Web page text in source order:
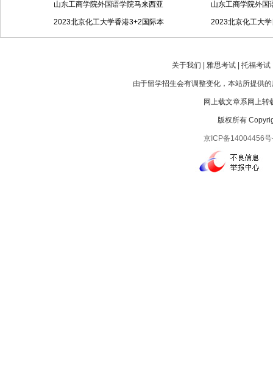
山东工商学院外国语学院马来西亚 山东工商学院外国
2023北京化工大学香港3+2国际本 2023北京化工大
关于我们 | 雅思考试 | 托福考
由于留学招生会有调整变化，本站所提供
网上载文章系网上转
版权所有
京ICP备14004456